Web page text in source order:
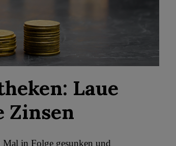
Laue
Zinsen
in Folge gesunken und